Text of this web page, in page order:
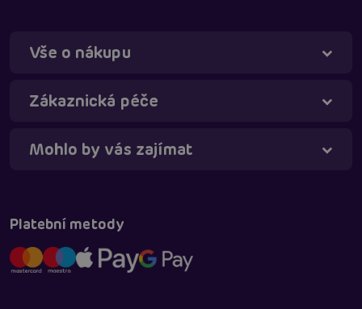
Vše o nákupu
Zákaznická péče
Mohlo by vás zajímat
Platební metody
Táňa - virtuální asistentka